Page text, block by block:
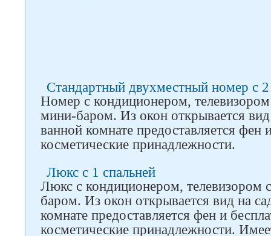
Стандартный двухместный номер с
Номер с кондиционером,
мини-баром. Из окон открывается
ванной комнате предоставляется фен
косметические принадлежности.
Люкс с 1 спальней
Люкс с кондиционером, телевизором
баром. Из окон открывается вид на
комнате предоставляется фен и
косметические принадлежности.